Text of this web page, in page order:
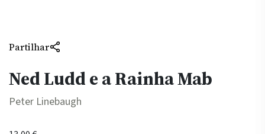
Partilhar
Ned Ludd e a Rainha Mab
Peter Linebaugh